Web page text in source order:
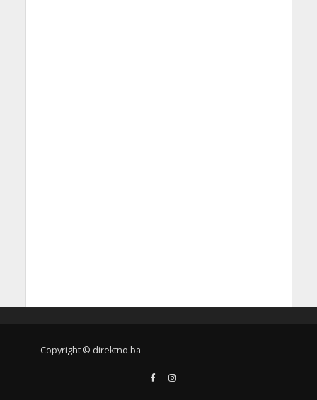
Copyright © direktno.ba